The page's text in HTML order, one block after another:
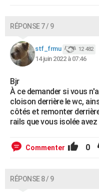
RÉPONSE 7 / 9
stf_frmu 12 482
14 juin 2022 à 07:46
Bjr
À ce demander si vous
cloison derrière le wc,
côtés et remonter
rails que vous isolée
Commenter 0
RÉPONSE 8 / 9